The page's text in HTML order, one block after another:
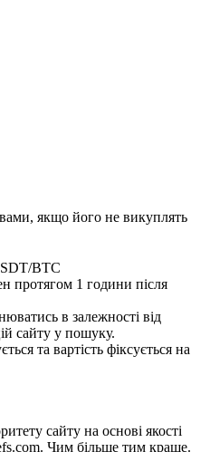
якщо його не викуплять
BTC
протягом 1 години після
в залежності від
сайту у пошуку.
та вартість фіксується на
сайту на основі якості
Чим більше тим краще.